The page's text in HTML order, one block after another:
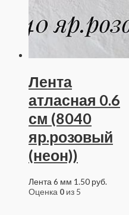
Лента
атласная 0.6
см (8040
яр.розовый
(неон))
Лента 6 мм 1.50 руб.
Оценка 0 из 5